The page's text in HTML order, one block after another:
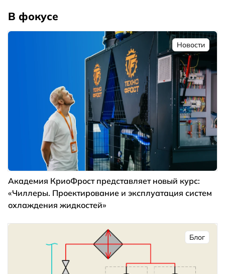
В фокусе
Новости
Академия КриоФрост представляет новый курс:
«Чиллеры. Проектирование и эксплуатация систем
охлаждения жидкостей»
Блог